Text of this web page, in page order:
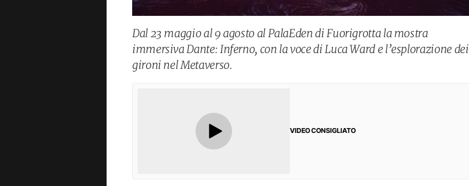
Dal 23 maggio al 9 agosto al PalaEden di Fuorigrotta la mostra
immersiva Dante: Inferno, con la voce di Luca Ward e l’esplorazione dei
gironi nel Metaverso.
VIDEO CONSIGLIATO